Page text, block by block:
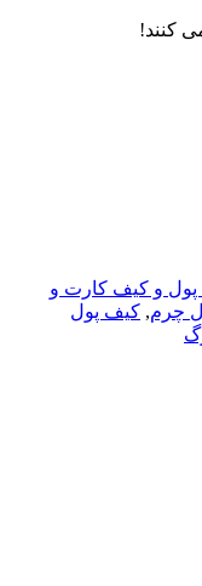
کنند!
و کیف کارت و
چرم, کیف پول